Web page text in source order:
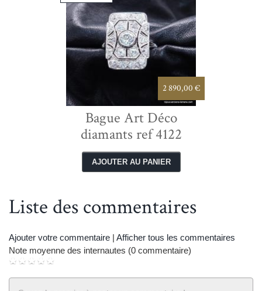
2 890,00 €
Bague Art Déco
diamants ref 4122
Liste des commentaires
Ajouter votre commentaire | Afficher tous les commentaires
Note moyenne des internautes (0 commentaire)